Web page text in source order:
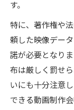
す。
特に、著作権や
頼した映像デー
諾が必要となり
布は厳しく罰せ
いにも十分注意
できる動画制作